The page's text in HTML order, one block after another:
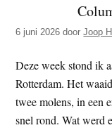
z
e
s
i
t
e
d
e
z
e
6 juni 2026 doorJoop
Deze week stond ik
Rotterdam. Het
twee molens, in een
snel rond. Wat werd